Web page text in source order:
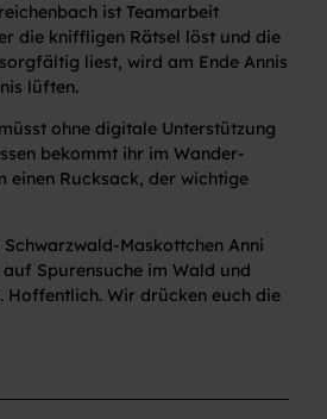
ist Teamarbeit
die kniffligen Rätsel löst und die
liest, wird am Ende Annis
lüften.
ohne digitale Unterstützung
bekommt ihr im Wander-
einen Rucksack, der wichtige
Maskottchen Anni
Spurensuche im Wald und
Hoffentlich. Wir drücken euch die